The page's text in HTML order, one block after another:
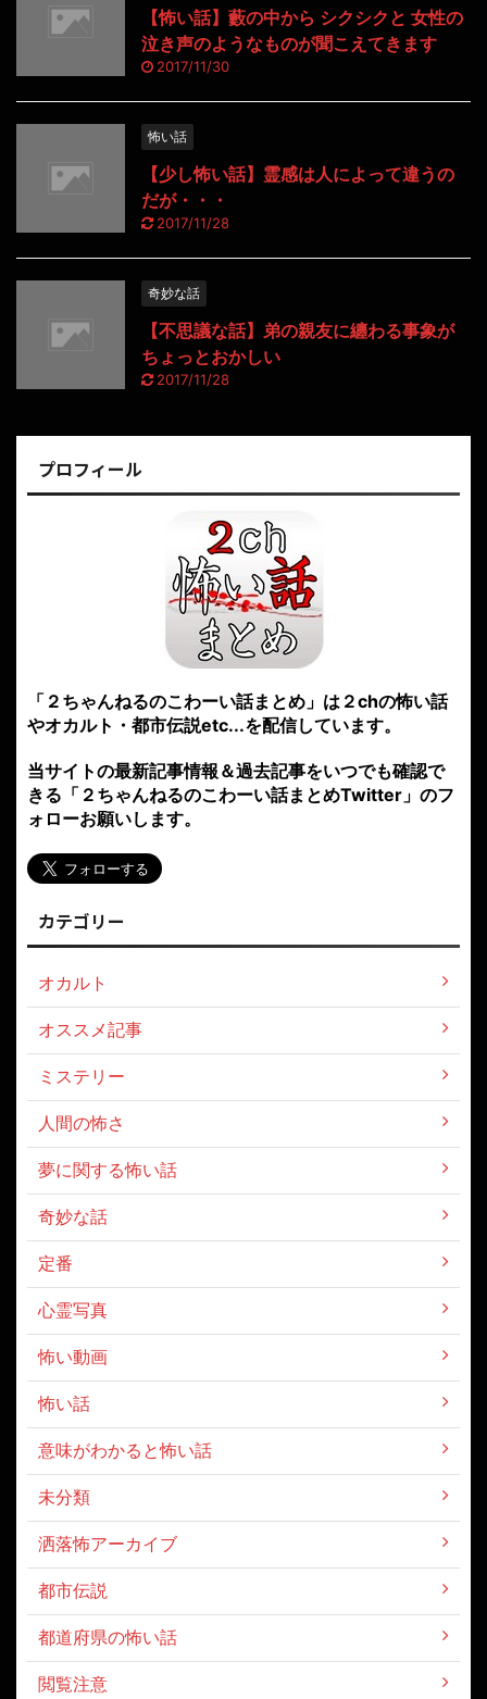
【怖い話】藪の中から シクシクと 女性の
泣き声のようなものが聞こえてきます
2017/11/30
怖い話
【少し怖い話】霊感は人によって違うの
だが・・・
2017/11/28
奇妙な話
【不思議な話】弟の親友に纏わる事象が
ちょっとおかしい
2017/11/28
プロフィール
「２ちゃんねるのこわーい話まとめ」は２chの怖い話
やオカルト・都市伝説etc...を配信しています。
当サイトの最新記事情報＆過去記事をいつでも確認で
きる「２ちゃんねるのこわーい話まとめTwitter」のフ
ォローお願いします。
カテゴリー
オカルト
オススメ記事
ミステリー
人間の怖さ
夢に関する怖い話
奇妙な話
定番
心霊写真
怖い動画
怖い話
意味がわかると怖い話
未分類
洒落怖アーカイブ
都市伝説
都道府県の怖い話
閲覧注意